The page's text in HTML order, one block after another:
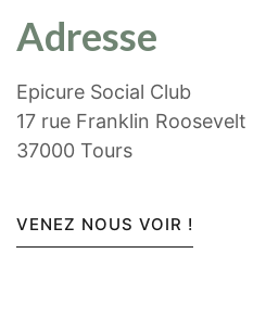
Adresse
Epicure Social Club
17 rue Franklin Roosevelt
37000 Tours
VENEZ NOUS VOIR !